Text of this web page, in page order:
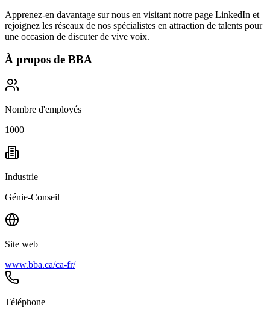
Apprenez-en davantage sur nous en visitant notre page LinkedIn et
rejoignez les réseaux de nos spécialistes en attraction de talents pour
une occasion de discuter de vive voix.
À propos de BBA
Nombre d'employés
1000
Industrie
Génie-Conseil
Site web
www.bba.ca/ca-fr/
Téléphone